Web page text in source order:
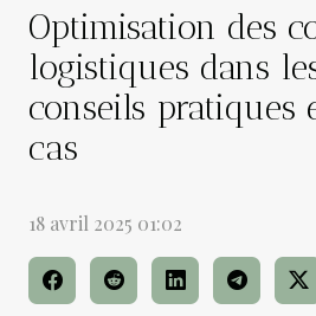
Optimisation des
logistiques dans
conseils pratiques
cas
18 avril 2025 01:02